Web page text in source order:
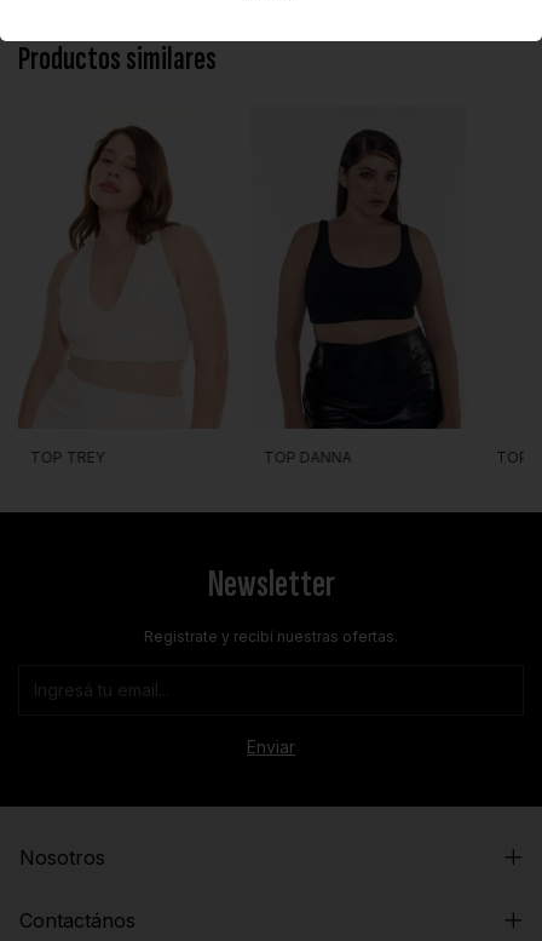
Productos similares
TOP TREY TOP DANNA TOP
Newsletter
Registrate y recibí nuestras ofertas.
Nosotros
Contactános